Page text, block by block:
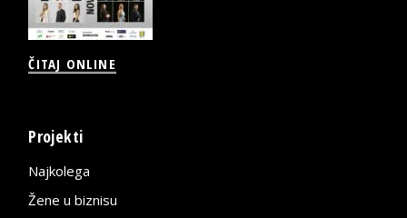
ČITAJ ONLINE
Projekti
Najkolega
Žene u biznisu